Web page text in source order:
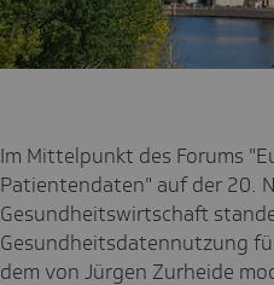
Im Mittelpunkt des Forums
Patientendaten" auf der 20.
Gesundheitswirtschaft
Gesundheitsdatennutzung
dem von Jürgen Zurheide